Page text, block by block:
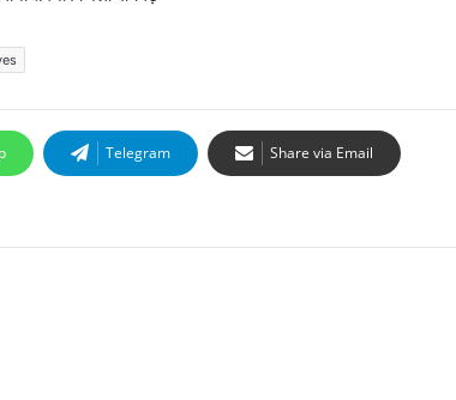
Telegram Share via Email